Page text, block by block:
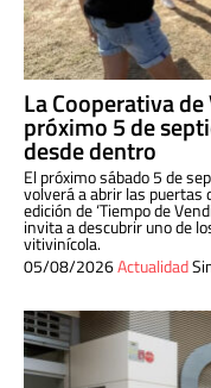
La Cooperativa
próximo 5 de
desde dentro
El próximo sábado 5 de
volverá a abrir las puertas
edición de ‘Tiempo de
invita a descubrir uno de
vitivinícola.
05/08/2026Actualidad